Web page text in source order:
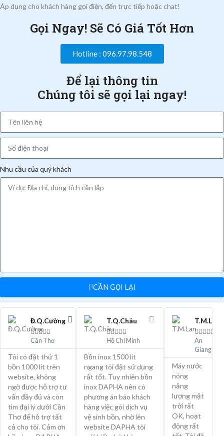
Áp dụng cho khách hàng gọi điện, đến trực tiếp hoặc chat!
Gọi Ngay! Sẽ Có Giá Tốt Hơn
Hotline : 096.97.98.548
Để lại thông tin
Chúng tôi sẽ gọi lại ngay!
Nhu cầu của quý khách
CẦN GỌI LẠI
Đ.Q.Cường

Cần Thơ
Tôi có đặt thử 1
bồn 1000 lít trên
website, không
ngờ được hỗ trợ tư
vấn đầy đủ và còn
tìm đại lý dưới Cần
Thơ để hỗ trợ tất
cả cho tôi. Cảm ơn
T.Q.Châu

Hồ Chí Minh
Bồn inox 1500 lít
ngang tôi đặt sử dụng
rất tốt. Tuy nhiên bồn
inox DAPHA nên có
phương án báo khách
hàng việc gói dịch vụ
vệ sinh bồn, nhờ lên
website DAPHA tôi
T.M.Lan

An
Giang
Máy nước
nóng
năng
lượng mặt
trời rất
OK, hoạt
động rất